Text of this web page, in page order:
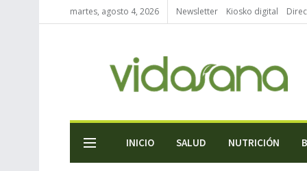
martes, agosto 4, 2026 Newsletter Kiosko digital
INICIO SALUD NUTRICIÓN